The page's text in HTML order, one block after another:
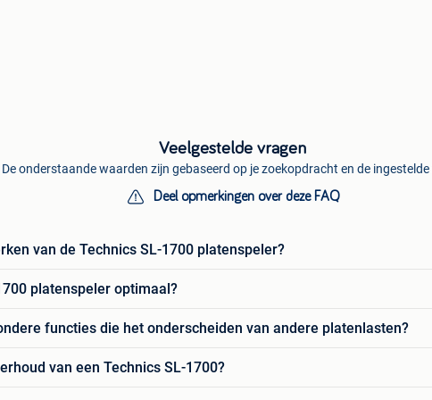
Veelgestelde vragen
De onderstaande waarden zijn gebaseerd op je zoekopdracht en de
Deel opmerkingen over deze FAQ
van de Technics SL-1700 platenspeler?
platenspeler optimaal?
functies die het onderscheiden van andere platenlasten?
van een Technics SL-1700?